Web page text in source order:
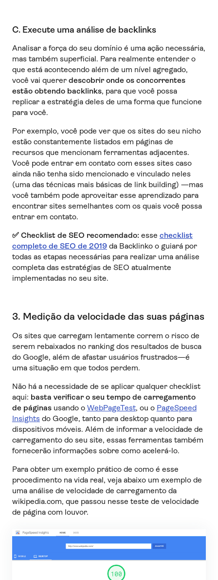
C. Execute uma análise de backlinks
Analisar a força do seu domínio é uma ação necessária,
mas também superficial. Para realmente entender o
que está acontecendo além de um nível agregado,
você vai querer descobrir onde os concorrentes
estão obtendo backlinks, para que você possa
replicar a estratégia deles de uma forma que funcione
para você.
Por exemplo, você pode ver que os sites do seu nicho
estão constantemente listados em páginas de
recursos que mencionam ferramentas adjacentes.
Você pode entrar em contato com esses sites caso
ainda não tenha sido mencionado e vinculado neles
(uma das técnicas mais básicas de link building) —mas
você também pode aproveitar esse aprendizado para
encontrar sites semelhantes com os quais você possa
entrar em contato.
✅ Checklist de SEO recomendado: esse checklist
completo de SEO de 2019da Backlinko o guiará por
todas as etapas necessárias para realizar uma análise
completa das estratégias de SEO atualmente
implementadas no seu site.
3. Medição da velocidade das suas páginas
Os sites que carregam lentamente correm o risco de
serem rebaixados no ranking dos resultados de busca
do Google, além de afastar usuários frustrados—é
uma situação em que todos perdem.
Não há a necessidade de se aplicar qualquer checklist
aqui: basta verificar o seu tempo de carregamento
de páginasusando o WebPageTest, ou o PageSpeed
Insights do Google, tanto para desktop quanto para
dispositivos móveis. Além de informar a velocidade de
carregamento do seu site, essas ferramentas também
fornecerão informações sobre como acelerá-lo.
Para obter um exemplo prático de como é esse
procedimento na vida real, veja abaixo um exemplo de
uma análise de velocidade de carregamento da
wikipedia.com, que passou nesse teste de velocidade
de página com louvor.